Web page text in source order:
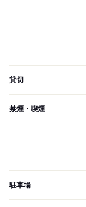
貸切
禁煙・喫煙
駐車場